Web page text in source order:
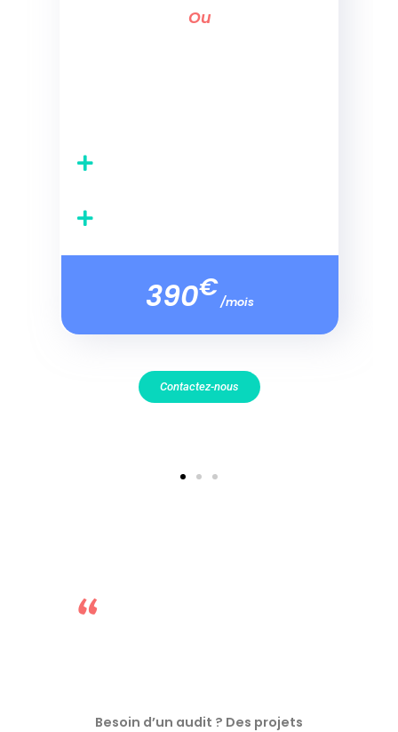
Ou
590€
Nous contacter
“
Besoin d’un audit ? Des projets